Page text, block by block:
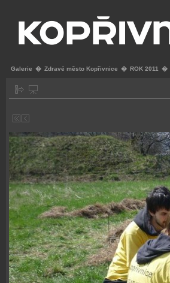
Galerie � Zdravé město Kopřivnice � ROK 2011 �